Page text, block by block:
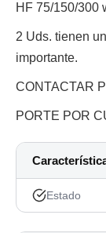
HF 75/150/300
2 Uds. tienen
importante.
CONTACTAR
PORTE POR
Estado